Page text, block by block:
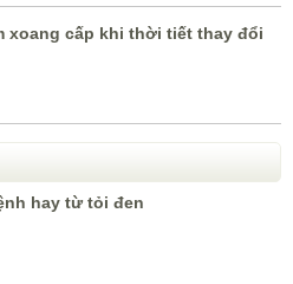
xoang cấp khi thời tiết thay đổi
hay từ tỏi đen